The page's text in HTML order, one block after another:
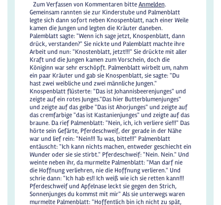
Zum Verfassen von Kommentaren bitteAnmelden.
Gemeinsam rannten sie zur Kinderstube und Palmenblatt
legte sich dann sofort neben Knospenblatt, nach einer Weile
kamen die Jungen und legten die Kräuter daneben.
Palemblatt sagte: "Wenn ich sage jetzt, Knospenblatt, dann
drück, verstanden?" Sie nickte und Palemblatt machte ihre
Arbeit und nun: "Knostenblatt, jetzt!!!" Sie drückte mit aller
Kraft und die Jungen kamen zum Vorschein, doch die
Königinn war sehr erschöpft. Palmenblatt wirbelt um, nahm
ein paar Kräuter und gab sie Knospenblatt, sie sagte: "Du
hast zwei weibliche und zwei männliche Jungen."
Knospenblatt flüsterte: "Das ist Johannisbeerenjunges" und
zeigte auf ein rotes Junges."Das hier Butterblumenjunges"
und zeigte auf das gelbe "Das ist Ahorjunges" und zeigte auf
das cremfarbige "das ist Kastanienjunges" und zeigte auf das
braune. Da rief Palmenblatt: "Nein, ich, ich verliere sie!!!" Das
hörte sein Gefärte, Pferdeschweif, der gerade in der Nähe
war und lief rein: "Nein!!! Tu was, bitte!!!" Palmenblatt
entäuscht: "Ich kann nichts machen, entweder geschiecht ein
Wunder oder sie sie stirbt." Pferdeschweif: "Nein. Nein." Und
weinte neben ihr, da murmelte Palmenblatt: "Man darf nie
die Hoffnung verliehren, nie die Hoffnung verlieren." Und
schrie dann: "Ich hab es!! Ich weiß wie ich sie retten kann!!!
Pferdeschweif und Apfelnase leckt sie gegen den Strich,
Sonnenjunges du kommst mit mir" Als sie unterwegs waren
murmelte Palmenblatt: "Hoffentlich bin ich nicht zu spät,